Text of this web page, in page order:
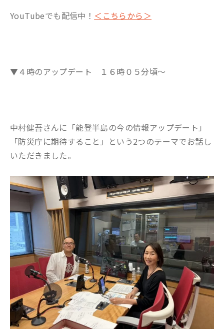
YouTubeでも配信中！ ＜こちらから＞
▼４時のアップデート １６時０５分頃～
中村健吾さんに「能登半島の今の情報アップデート」
「防災庁に期待すること」という2つのテーマでお話し
いただきました。